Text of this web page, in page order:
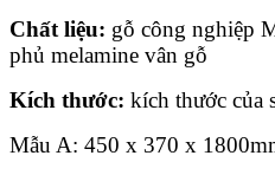
Chất liệu: gỗ công nghiệp
phủ melamine vân gỗ
Kích thước: kích thước của
Mẫu A: 450 x 370 x